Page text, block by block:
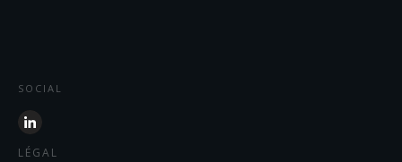
SOCIAL
LÉGAL